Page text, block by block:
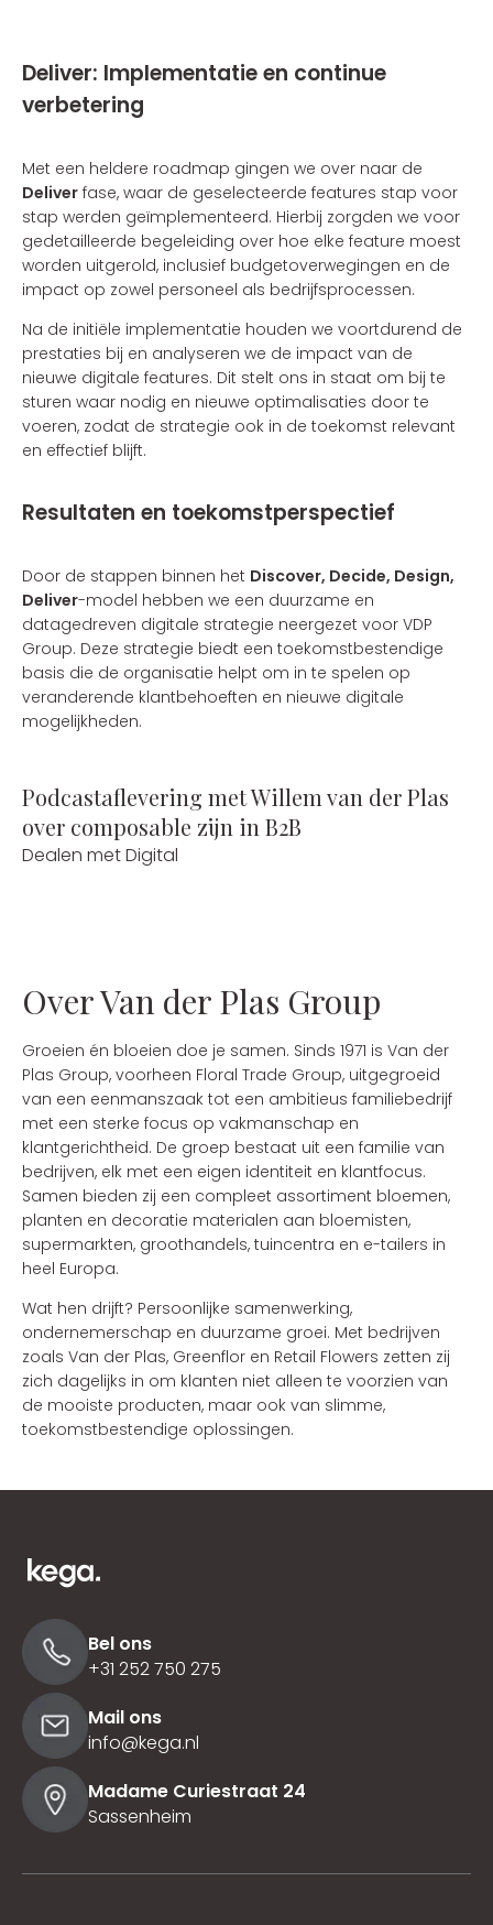
Deliver: Implementatie en continue
verbetering
Met een heldere roadmap gingen we over naar de
Deliver fase, waar de geselecteerde features stap voor
stap werden geïmplementeerd. Hierbij zorgden we voor
gedetailleerde begeleiding over hoe elke feature moest
worden uitgerold, inclusief budgetoverwegingen en de
impact op zowel personeel als bedrijfsprocessen.
Na de initiële implementatie houden we voortdurend de
prestaties bij en analyseren we de impact van de
nieuwe digitale features. Dit stelt ons in staat om bij te
sturen waar nodig en nieuwe optimalisaties door te
voeren, zodat de strategie ook in de toekomst relevant
en effectief blijft.
Resultaten en toekomstperspectief
Door de stappen binnen het Discover, Decide, Design,
Deliver-model hebben we een duurzame en
datagedreven digitale strategie neergezet voor VDP
Group. Deze strategie biedt een toekomstbestendige
basis die de organisatie helpt om in te spelen op
veranderende klantbehoeften en nieuwe digitale
mogelijkheden.
Podcastaflevering met Willem van der Plas
over composable zijn in B2B
Dealen met Digital
Over Van der Plas Group
Groeien én bloeien doe je samen. Sinds 1971 is Van der
Plas Group, voorheen Floral Trade Group, uitgegroeid
van een eenmanszaak tot een ambitieus familiebedrijf
met een sterke focus op vakmanschap en
klantgerichtheid. De groep bestaat uit een familie van
bedrijven, elk met een eigen identiteit en klantfocus.
Samen bieden zij een compleet assortiment bloemen,
planten en decoratie materialen aan bloemisten,
supermarkten, groothandels, tuincentra en e-tailers in
heel Europa.
Wat hen drijft? Persoonlijke samenwerking,
ondernemerschap en duurzame groei. Met bedrijven
zoals Van der Plas, Greenflor en Retail Flowers zetten zij
zich dagelijks in om klanten niet alleen te voorzien van
de mooiste producten, maar ook van slimme,
toekomstbestendige oplossingen.
Bel ons
+31 252 750 275
Mail ons
info@kega.nl
Madame Curiestraat 24
Sassenheim